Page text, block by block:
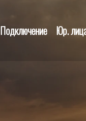
Подключение Юр.